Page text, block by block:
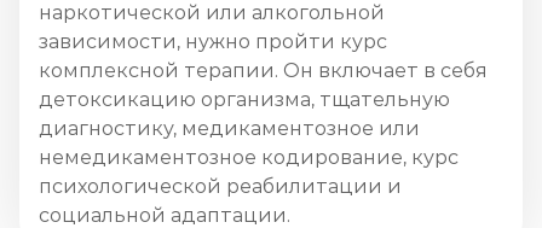
наркотической или алкогольной
зависимости, нужно пройти курс
комплексной терапии. Он включает в себя
детоксикацию организма, тщательную
диагностику, медикаментозное или
немедикаментозное кодирование, курс
психологической реабилитации и
социальной адаптации.